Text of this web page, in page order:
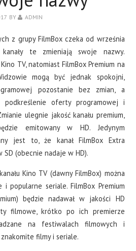
BY ADMIN
z grupy FilmBox czeka od września
kanały te zmieniają swoje nazwy.
TV, natomiast FilmBox Premium na
mogą być jednak spokojni,
pozostanie bez zmian, a
oferty programowej i
ulegnie jakość kanału premium,
emitowany w HD. Jedynym
jest to, że kanał FilmBox Extra
(obecnie nadaje w HD).
Kino TV (dawny FilmBox) można
popularne seriale. FilmBox Premium
będzie nadawał w jakości HD
filmowe, krótko po ich premierze
na festiwalach filmowych i
filmy i seriale.